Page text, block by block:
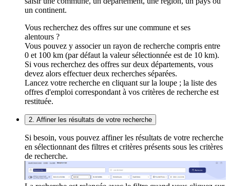
un continent.
Vous recherchez des offres sur une commune et ses
alentours ?
Vous pouvez y associer un rayon de recherche compris entre
0 et 100 km (par défaut la valeur sélectionnée est de 10 km).
Si vous recherchez des offres sur deux départements, vous
devez alors effectuer deux recherches séparées.
Lancez votre recherche en cliquant sur la loupe ; la liste des
offres d'emploi correspondant à vos critères de recherche est
restituée.
2. Affiner les résultats de votre recherche
Si besoin, vous pouvez affiner les résultats de votre recherche
en sélectionnant des filtres et critères présents sous les critères
de recherche.